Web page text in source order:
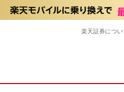
楽天証券につい